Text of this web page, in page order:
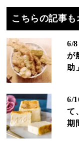
こちらの記事も
6/
が
助
6/
て
期